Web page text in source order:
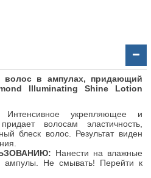
в ампулах, придающий
Illuminating Shine Lotion
Интенсивное укрепляющее и
волосам эластичность,
блеск волос. Результат виден
Нанести на влажные
ампулы. Не смывать! Перейти к